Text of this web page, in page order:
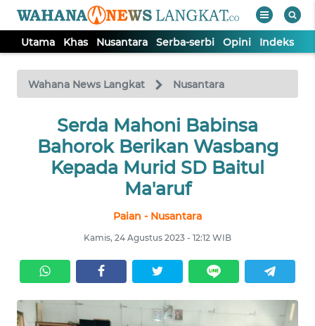
Utama Khas Nusantara Serba-serbi Opini Indeks
Wahana News Langkat Nusantara
Serda Mahoni Babinsa
Bahorok Berikan Wasbang
Kepada Murid SD Baitul
Ma'aruf
Paian - Nusantara
Kamis, 24 Agustus 2023 - 12:12 WIB
TV
Tutup
SERBI
OPINI